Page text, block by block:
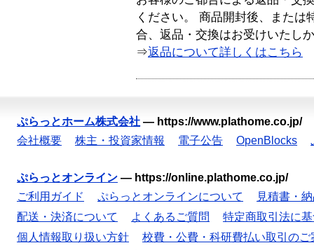
ください。 商品開封後、または
合、返品・交換はお受けいたし
⇒返品について詳しくはこちら
ぷらっとホーム株式会社 — https://www.plathome.co.jp/
会社概要
株主・投資家情報 電子公告 OpenBlocks
ぷらっとオンライン — https://online.plathome.co.jp/
ご利用ガイド
ぷらっとオンラインについて
見積書・
配送・決済について
よくあるご質問
特定商取引法に
個人情報取り扱い方針
校費・公費・科研費払い取引のご